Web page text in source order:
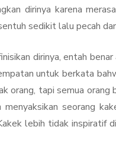
dirinya karena
sedikit lalu pecah
dirinya, entah
untuk berkata
orang, tapi semua
seorang
lebih tidak inspiratif